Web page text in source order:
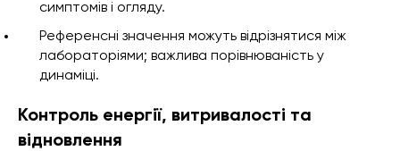
симптомів і огляду.
Референсні значення можуть відрізнятися між
лабораторіями; важлива порівнюваність у
динаміці.
Контроль енергії, витривалості та
відновлення